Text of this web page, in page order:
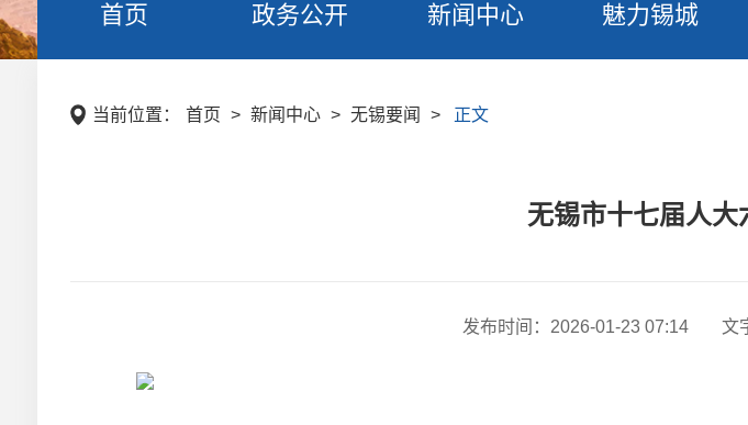
首页 政务公开 新闻中心 魅力锡城
当前位置： 首页 > 新闻中心 > 无锡要闻 > 正文
无锡市十七届人
发布时间： 2026-01-23 07:14 文